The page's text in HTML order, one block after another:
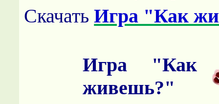
СкачатьИгра "Как
Игра "Как
живешь?"